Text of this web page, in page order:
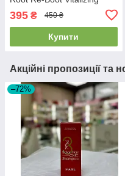
Citron) 300мл
395 ₴ 450 ₴
Купити
Акційні пропозиції та
–72%